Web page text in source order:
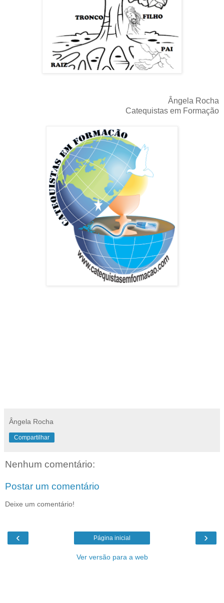
Ângela Rocha
Catequistas em Formação
Ângela Rocha
Compartilhar
Nenhum comentário:
Postar um comentário
Deixe um comentário!
‹ ›
Página inicial
Ver versão para a web